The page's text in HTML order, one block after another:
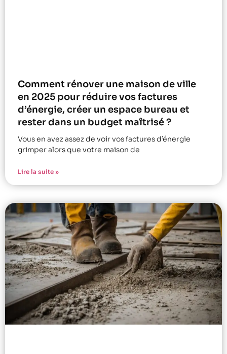
Comment rénover une maison de ville
en 2025 pour réduire vos factures
d’énergie, créer un espace bureau et
rester dans un budget maîtrisé ?
Vous en avez assez de voir vos factures d’énergie
grimper alors que votre maison de
Lire la suite »